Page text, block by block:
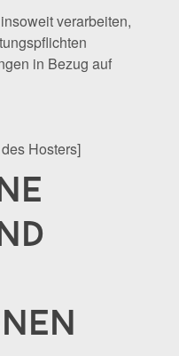
verarbeiten,
in Bezug auf
Hosters]